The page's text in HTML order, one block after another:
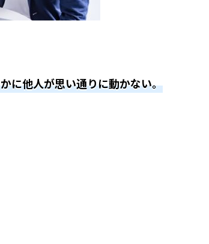
に他人が思い通りに動かない。